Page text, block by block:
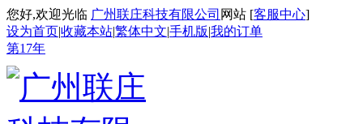
您好,欢迎光临 广州联庄科技有限公司 网站 [客服中心]
设为首页|收藏本站|繁体中文|手机版|我的订单
第17年